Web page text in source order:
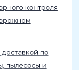
контроля
по
пылесосы и